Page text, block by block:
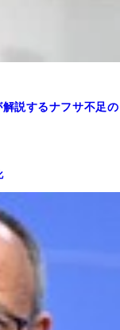
説するナフサ不足の